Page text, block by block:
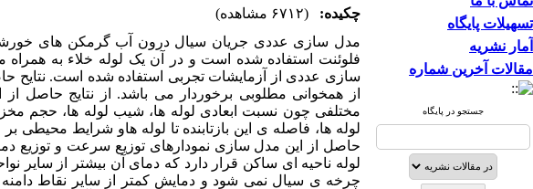
تسهیلات پایگاه
آمار نشریه
مقالات آخرین شماره
جستجو در پایگاه
چکیده:
(۶۷۱۲ مشاهده)
مدل سازی عددی جریان سیال درون آب گرمکن های
فلوئنت استفاده شده است و در آن یک لوله خلاء به
سازی عددی از آزمایشات تجربی استفاده شده است. نتایح
از همخوانی مطلوبی برخوردار می باشد. از نتایج حاصل
مختلفی چون نسبت ابعادی لوله ها، شیب لوله ها، حجم
لوله ها، فاصله ی این بازتابنده تا لوله هاو شرایط محیطی
حاصل از این مدل سازی نمودارهای توزیع سرعت و توزیع
لوله ناحیه ای ساکن قرار دارد که دمای آن بیشتر از
چرخه ی سیال نمی شود و دمایش کمتر از سایر نقاط